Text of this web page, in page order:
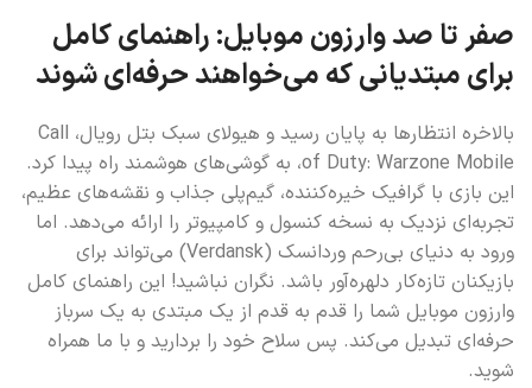
صفر تا صد وارزون موبایل: راهنمای کامل
برای مبتدیانی که می‌خواهند حرفه‌ای شوند
بالاخره انتظارها به پایان رسید و هیولای سبک بتل رویال، Call
of Duty: Warzone Mobile، به گوشی‌های هوشمند راه پیدا کرد.
این بازی با گرافیک خیره‌کننده، گیم‌پلی جذاب و نقشه‌های عظیم،
تجربه‌ای نزدیک به نسخه کنسول و کامپیوتر را ارائه می‌دهد. اما
ورود به دنیای بی‌رحم وردانسک (Verdansk) می‌تواند برای
بازیکنان تازه‌کار دلهره‌آور باشد. نگران نباشید! این راهنمای کامل
وارزون موبایل شما را قدم به قدم از یک مبتدی به یک سرباز
حرفه‌ای تبدیل می‌کند. پس سلاح خود را بردارید و با ما همراه
شوید.